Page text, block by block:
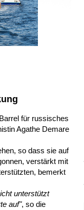
für russisches
Agathe Demare
so dass sie auf
verstärkt mit
bemerkt
unterstützt
auf", so die